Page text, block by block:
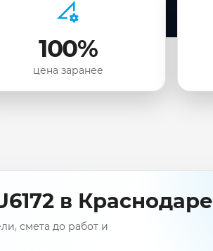
100%
цена заранее
в Краснодаре
смета до работ и